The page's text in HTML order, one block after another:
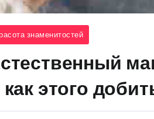
знаменитостей
этого